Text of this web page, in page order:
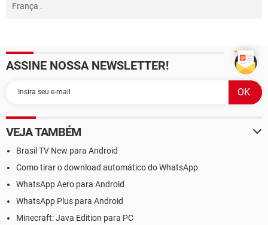
França .
ASSINE NOSSA NEWSLETTER!
VEJA TAMBÉM
Brasil TV New para Android
Como tirar o download automático do WhatsApp
WhatsApp Aero para Android
WhatsApp Plus para Android
Minecraft: Java Edition para PC